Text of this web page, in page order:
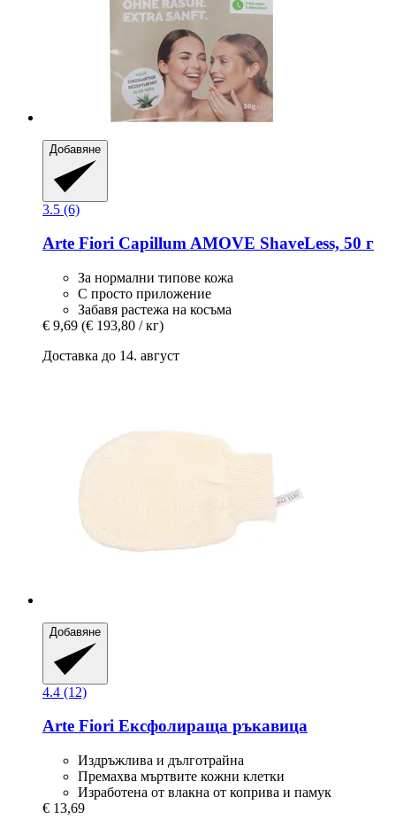
Добавяне
3.5 (6)
Arte Fiori Capillum AMOVE ShaveLess, 50 г
За нормални типове кожа
С просто приложение
Забавя растежа на косъма
€ 9,69 (€ 193,80 / кг)
Доставка до 14. август
Добавяне
4.4 (12)
Arte Fiori Ексфолираща ръкавица
Издръжлива и дълготрайна
Премахва мъртвите кожни клетки
Изработена от влакна от коприва и памук
€ 13,69